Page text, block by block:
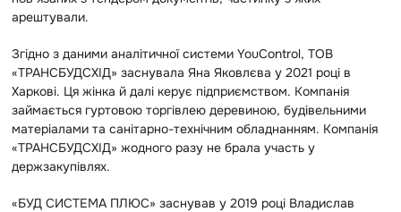
арештували.
Згідно з даними аналітичної системи YouControl, ТОВ
«ТРАНСБУДСХІД» заснувала Яна Яковлєва у 2021 році в
Харкові. Ця жінка й далі керує підприємством. Компанія
займається гуртовою торгівлею деревиною, будівельними
матеріалами та санітарно-технічним обладнанням. Компанія
«ТРАНСБУДСХІД» жодного разу не брала участь у
держзакупівлях.
«БУД СИСТЕМА ПЛЮС» заснував у 2019 році Владислав